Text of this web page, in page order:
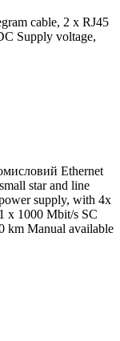
cable, 2 x RJ45
Supply voltage,
Ethernet
star and line
supply, with 4x
x 1000 Mbit/s SC
km Manual available